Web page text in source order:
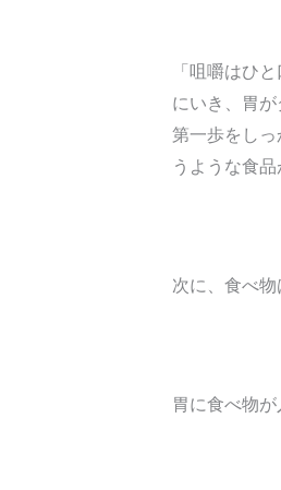
「咀嚼はひ
にいき、胃
第一歩をし
うような食
次に、食べ
胃に食べ物